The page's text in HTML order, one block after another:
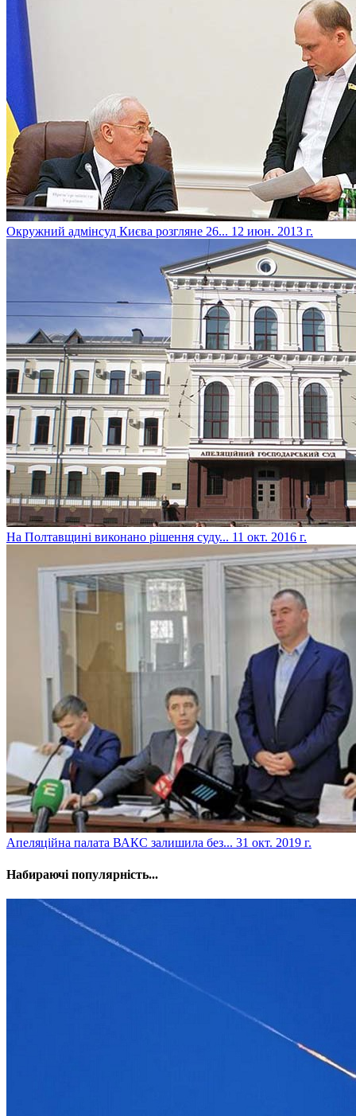
Окружний адмінсуд Києва розгляне 26... 12 июн. 2013 г.
​На Полтавщині виконано рішення суду... 11 окт. 2016 г.
​Апеляційна палата ВАКС залишила без... 31 окт. 2019 г.
Набираючі популярність...